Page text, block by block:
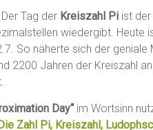
Tag der Kreiszahl Pi ist
wiedergibt. Heute
So näherte sich der geniale
2200 Jahren der Kreiszahl
Day“im Wortsinn
Zahl Pi, Kreiszahl,